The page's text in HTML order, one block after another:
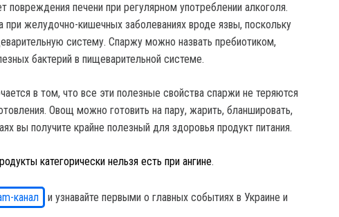
печени при регулярном употреблении алкоголя.
при желудочно-кишечных заболеваниях вроде язвы, поскольку
систему. Спаржу можно назвать пребиотиком,
бактерий в пищеварительной системе.
в том, что все эти полезные свойства спаржи не теряются
Овощ можно готовить на пару, жарить, бланшировать,
вы получите крайне полезный для здоровья продукт питания.
категорически нельзя есть при ангине.
канал
и узнавайте первыми о главных событиях в Украине и